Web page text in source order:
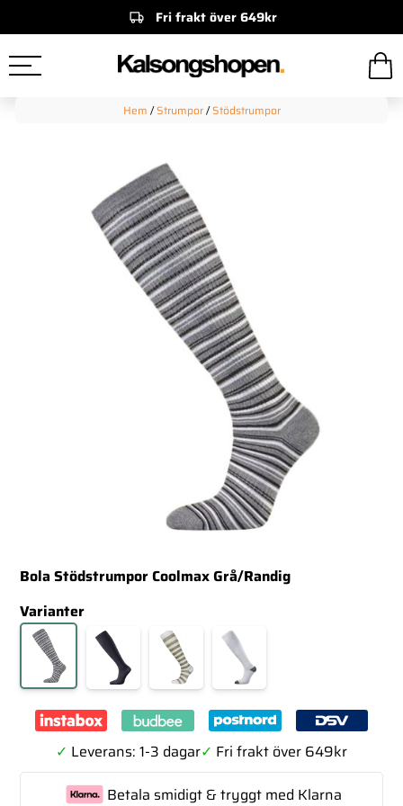
Fri frakt över 649kr
Hem /Strumpor/Stödstrumpor
Bola Stödstrumpor Coolmax Grå/Randig
Varianter
✓ Leverans: 1-3 dagar✓ Fri frakt över 649kr
Betala smidigt & tryggt med Klarna